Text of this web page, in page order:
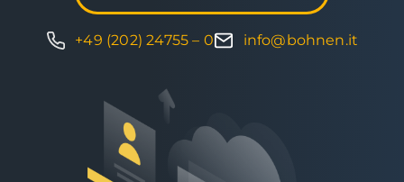
+49 (202) 24755 – 0 info@bohnen.it